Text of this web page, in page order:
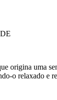
origina uma
o relaxado e